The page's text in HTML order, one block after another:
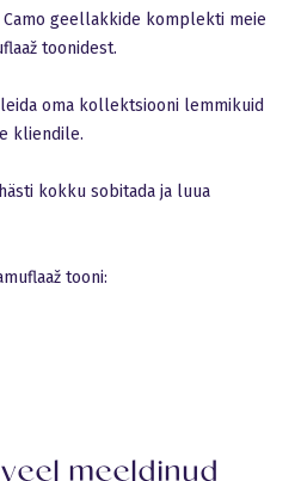
geellakkide komplekti meie
toonidest.
oma kollektsiooni lemmikuid
kliendile.
kokku sobitada ja luua
tooni: